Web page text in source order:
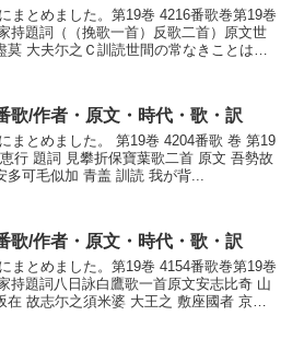
まとめました。第19巻 4216番歌巻第19巻
持題詞（（挽歌一首）反歌二首）原文世
大夫尓之Ｃ訓読世間の常なきことは知
歌/作者・原文・時代・歌・訳
まとめました。 第19巻 4204番歌 巻 第19
行 題詞 見攀折保寶葉歌二首 原文 吾勢故
可毛似加 青盖 訓読 我が背...
歌/作者・原文・時代・歌・訳
まとめました。第19巻 4154番歌巻第19巻
持題詞八日詠白鷹歌一首原文安志比奇 山
故志尓之須米婆 大王之 敷座國者 京師